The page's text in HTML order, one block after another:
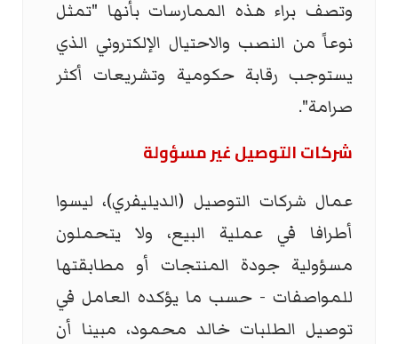
وتصف براء هذه الممارسات بأنها "تمثل
نوعاً من النصب والاحتيال الإلكتروني الذي
يستوجب رقابة حكومية وتشريعات أكثر
صرامة".
شركات التوصيل غير مسؤولة
عمال شركات التوصيل (الديليفري)، ليسوا
أطرافا في عملية البيع، ولا يتحملون
مسؤولية جودة المنتجات أو مطابقتها
للمواصفات - حسب ما يؤكده العامل في
توصيل الطلبات خالد محمود، مبينا أن